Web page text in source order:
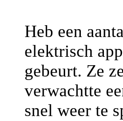
Heb een
elektrisch
gebeurt. Ze
verwachtte
snel weer te